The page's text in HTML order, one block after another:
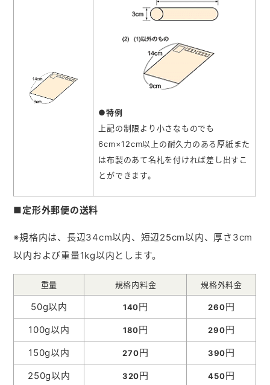
●特例
上記の制限より小さなものでも
6cm×12cm以上の耐久力のある厚紙また
は布製のあて名札を付ければ差し出すこ
とができます。
■定形外郵便の送料
※規格内は、長辺34cm以内、短辺25cm以内、厚さ3cm
以内および重量1kg以内とします。
重量 規格内料金 規格外料金
50g以内 140円 260円
100g以内
180円 290円
150g以内
270円 390円
250g以内
320円 450円